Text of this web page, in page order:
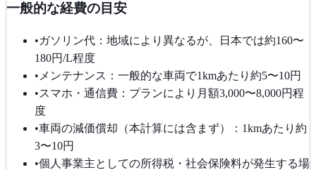
一般的な経費の目安
•ガソリン代：地域により異なるが、日本では約160〜
180円/L程度
• メンテナンス：一般的な車両で1kmあたり約5〜10円
•スマホ・通信費：プランにより月額3,000〜8,000円程
度
•車両の減価償却（本計算には含まず）：1kmあたり約
3〜10円
•個人事業主としての所得税・社会保険料が発生する場